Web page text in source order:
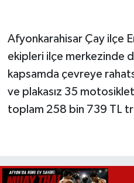
Afyonkarahisar Çay ilçe
ekipleri ilçe merkezinde
kapsamda çevreye
ve plakasız 35
toplam 258 bin 739 TL